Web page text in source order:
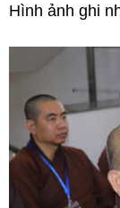
Hình ảnh ghi